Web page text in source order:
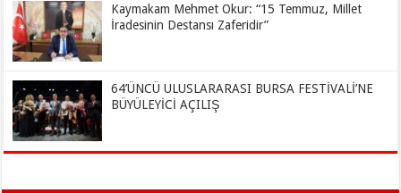
Kaymakam Mehmet Okur: “15 Temmuz, Millet
İradesinin Destansı Zaferidir”
64’ÜNCÜ ULUSLARARASI BURSA FESTİVALİ’NE
BÜYÜLEYİCİ AÇILIŞ